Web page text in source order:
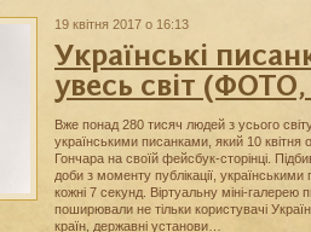
19 квітня 2017 о 16:13
Українські
увесь світ
Вже понад 280 тисяч людей з усього
українськими писанками, який 10 квітня
Гончара на своїй фейсбук-сторінці.
доби з моменту публікації,
кожні 7 секунд. Віртуальну міні-галерею
поширювали не тільки користувачі
країн, державні установи…